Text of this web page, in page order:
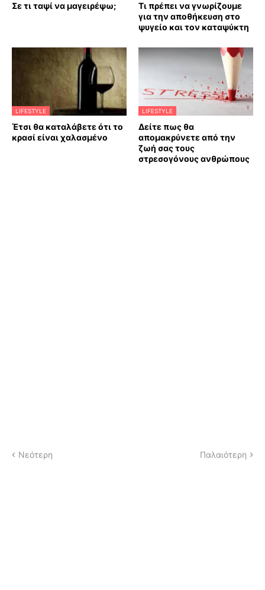
Σε τι ταψί να μαγειρέψω;
Τι πρέπει να γνωρίζουμε
για την αποθήκευση στο
ψυγείο και τον καταψύκτη
LIFESTYLE
Έτσι θα καταλάβετε ότι το
κρασί είναι χαλασμένο
LIFESTYLE
Δείτε πως θα
απομακρύνετε από την
ζωή σας τους
στρεσογόνους ανθρώπους
Νεότερη Παλαιότερη